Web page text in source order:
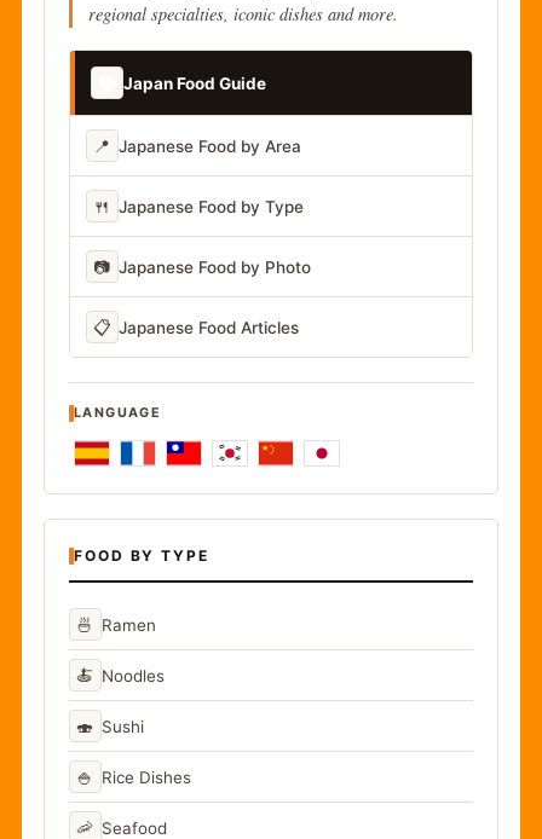
regional specialties, iconic dishes and more.
Japan Food Guide
📍 Japanese Food by Area
🍴 Japanese Food by Type
📷 Japanese Food by Photo
📋 Japanese Food Articles
LANGUAGE
FOOD BY TYPE
🍜 Ramen
🍝 Noodles
🍣 Sushi
🍚 Rice Dishes
🦐 Seafood